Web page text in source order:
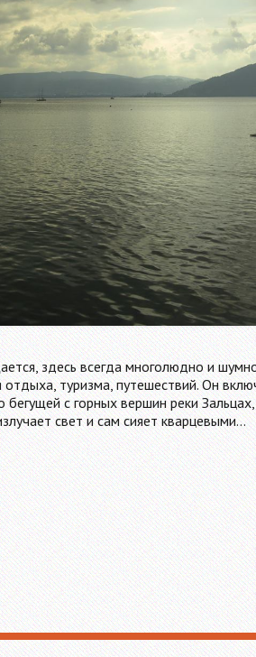
здесь всегда многолюдно и
туризма, путешествий. Он
с горных вершин реки
свет и сам сияет кварцевыми…